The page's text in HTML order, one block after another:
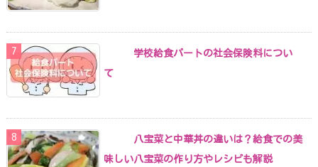
学校給食パートの社会保険料につい
て
八宝菜と中華丼の違いは？給食での美
味しい八宝菜の作り方やレシピも解説